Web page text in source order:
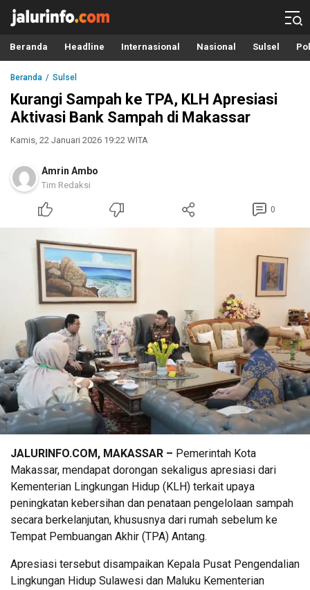
Info Terbaru, Berita Terkini Hari Ini, Jalurinfo.com
Terkini, Akurat dan Terpercaya
Beranda Headline Internasional Nasional Sulsel
Beranda Sulsel
Kurangi Sampah ke TPA, KLH Apresiasi
Aktivasi Bank Sampah di Makassar
Kamis, 22 Januari 2026 19:22 WITA
Amrin Ambo
Tim Redaksi
0
JALURINFO.COM, MAKASSAR – Pemerintah Kota
Makassar, mendapat dorongan sekaligus apresiasi dari
Kementerian Lingkungan Hidup (KLH) terkait upaya
peningkatan kebersihan dan penataan pengelolaan sampah
secara berkelanjutan, khususnya dari rumah sebelum ke
Tempat Pembuangan Akhir (TPA) Antang.
Apresiasi tersebut disampaikan Kepala Pusat Pengendalian
Lingkungan Hidup Sulawesi dan Maluku Kementerian